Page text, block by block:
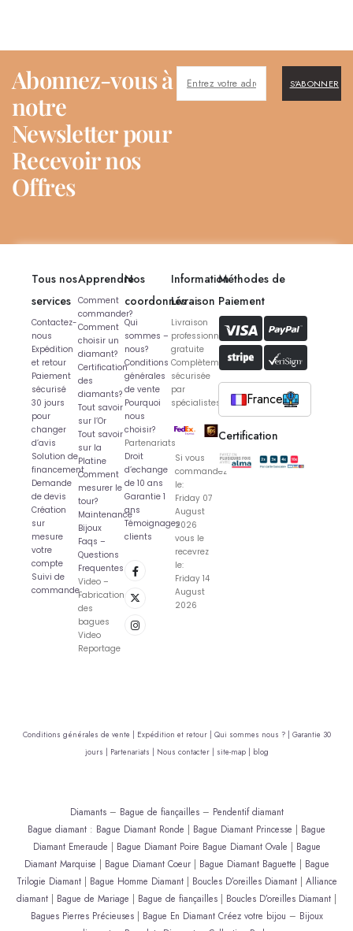
Abonnez-vous à
notre
Newsletter pour
Recevoir nos
Offres
S'ABONNER
Tous nos
services
Contactez-
nous
Expédition
et retour
Paiement
sécurisé
30 jours
pour
changer
d’avis
Solution de
financement
Demande
de devis
Création
sur
mesure
votre
compte
Suivi de
commande
Apprendre
Comment
commander?
Comment
choisir un
diamant?
Certification
des
diamants?
Tout savoir
sur l’Or
Tout savoir
sur la
Platine
Comment
mesurer le
tour?
Maintenance
Bijoux
Faqs –
Questions
Frequentes
Video –
Fabrication
des
bagues
Video
Reportage
Nos
coordonnés
Qui
sommes –
nous?
Conditions
générales
de vente
Pourquoi
nous
choisir?
Partenariats
Droit
d’echange
de 10 ans
Garantie 1
ans
Témoignages
clients
Information
Livraison
Livraison
professionnelle
gratuite
Complètement
sécurisée
par
spécialistes
Si vous
commandez
le:
Friday 07
August
2026
vous le
recevrez
le:
Friday 14
August
2026
Méthodes de
Paiement
France
Certification
Conditions générales de vente | Expédition et retour | Qui sommes nous ? | Garantie 30
jours | Partenariats | Nous contacter | site-map | blog
Diamants– Bague de fiançailles– Pendentif diamant
Bague diamant : Bague Diamant Ronde | Bague Diamant Princesse | Bague
Diamant Emeraude | Bague Diamant Poire Bague Diamant Ovale | Bague
Diamant Marquise | Bague Diamant Coeur| Bague Diamant Baguette | Bague
Trilogie Diamant| Bague Homme Diamant| Boucles D’oreilles Diamant| Alliance
diamant | Bague de Mariage | Bague de fiançailles | Boucles D’oreilles Diamant |
Bagues Pierres Précieuses| Bague En Diamant Créez votre bijou – Bijoux